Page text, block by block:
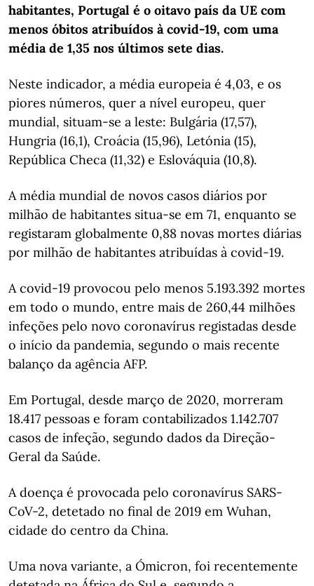
habitantes, Portugal é o oitavo país da UE com
menos óbitos atribuídos à covid-19, com uma
média de 1,35 nos últimos sete dias.
Neste indicador, a média europeia é 4,03, e os
piores números, quer a nível europeu, quer
mundial, situam-se a leste: Bulgária (17,57),
Hungria (16,1), Croácia (15,96), Letónia (15),
República Checa (11,32) e Eslováquia (10,8).
A média mundial de novos casos diários por
milhão de habitantes situa-se em 71, enquanto se
registaram globalmente 0,88 novas mortes diárias
por milhão de habitantes atribuídas à covid-19.
A covid-19 provocou pelo menos 5.193.392 mortes
em todo o mundo, entre mais de 260,44 milhões
infeções pelo novo coronavírus registadas desde
o início da pandemia, segundo o mais recente
balanço da agência AFP.
Em Portugal, desde março de 2020, morreram
18.417 pessoas e foram contabilizados 1.142.707
casos de infeção, segundo dados da Direção-
Geral da Saúde.
A doença é provocada pelo coronavírus SARS-
CoV-2, detetado no final de 2019 em Wuhan,
cidade do centro da China.
Uma nova variante, a Ómicron, foi recentemente